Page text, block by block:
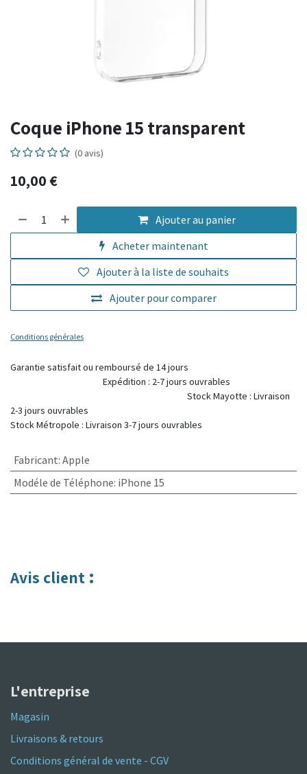
Coque iPhone 15 transparent
(0 avis)
10,00€
Ajouter au panier
Acheter maintenant
Ajouter pour comparer
Ajouter à la liste de souhaits
Conditions générales
Garantie satisfait ou remboursé de 14 jours
Expédition : 2-7 jours ouvrables
Stock Mayotte : Livraison
2-3 jours ouvrables
Stock Métropole : Livraison 3-7 jours ouvrables
Fabricant: Apple
Modéle de Téléphone: iPhone 15
Avis client :
L'entreprise
Magasin
Livraisons & retours
Conditions général de vente - CGV